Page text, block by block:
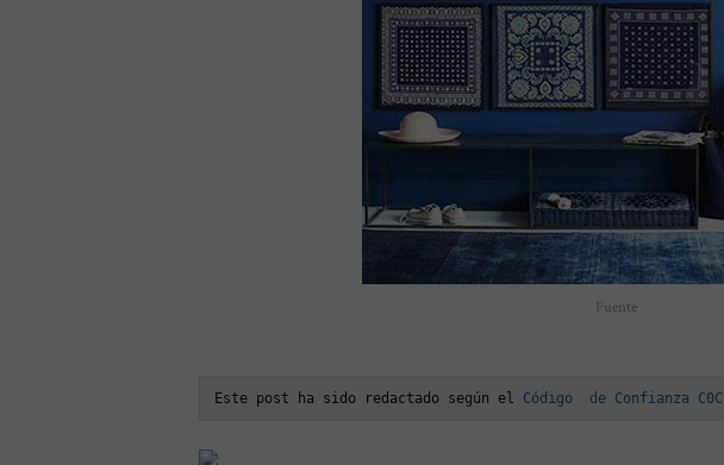
Fuente
Este post ha sido redactado según el Código  de Confianza C0C